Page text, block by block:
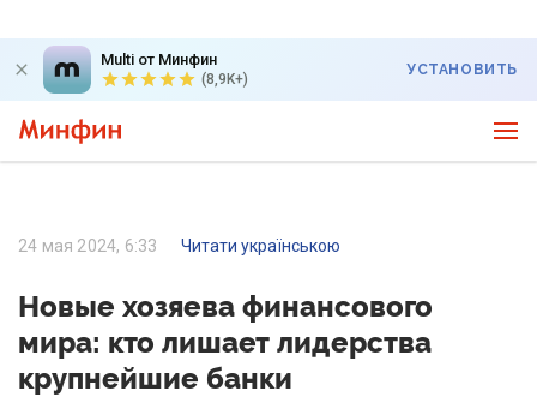
Multi от Минфин
(8,9K+)
УСТАНОВИТЬ
24 мая 2024, 6:33 Читати українською
Новые хозяева финансового
мира: кто лишает лидерства
крупнейшие банки